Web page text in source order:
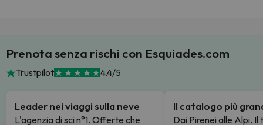
Prenota senza rischi con Esquiades.com
Trustpilot 4.4/5
Leader nei viaggi sulla neve
L'agenzia di sci n°1. Offerte che
Il catalogo più
Dai Pirenei alle Alpi. Il